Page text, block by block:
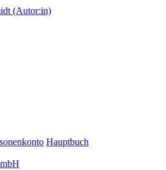
(Autor:in)
Hauptbuch